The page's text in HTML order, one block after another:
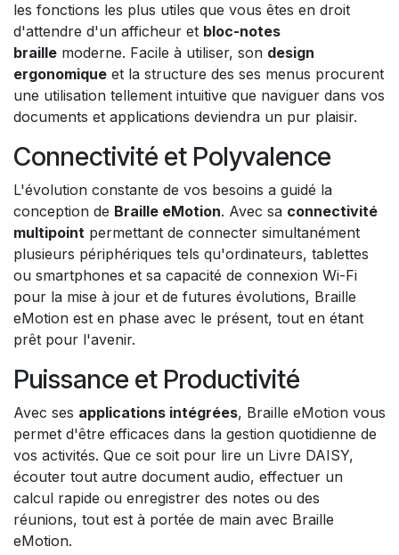
les fonctions les plus utiles que vous êtes en droit
d'attendre d'un afficheur et bloc-notes
braille moderne. Facile à utiliser, son design
ergonomique et la structure des ses menus procurent
une utilisation tellement intuitive que naviguer dans vos
documents et applications deviendra un pur plaisir.
Connectivité et Polyvalence
L'évolution constante de vos besoins a guidé la
conception de Braille eMotion. Avec sa connectivité
multipoint permettant de connecter simultanément
plusieurs périphériques tels qu'ordinateurs, tablettes
ou smartphones et sa capacité de connexion Wi-Fi
pour la mise à jour et de futures évolutions, Braille
eMotion est en phase avec le présent, tout en étant
prêt pour l'avenir.
Puissance et Productivité
Avec ses applications intégrées, Braille eMotion vous
permet d'être efficaces dans la gestion quotidienne de
vos activités. Que ce soit pour lire un Livre DAISY,
écouter tout autre document audio, effectuer un
calcul rapide ou enregistrer des notes ou des
réunions, tout est à portée de main avec Braille
eMotion.